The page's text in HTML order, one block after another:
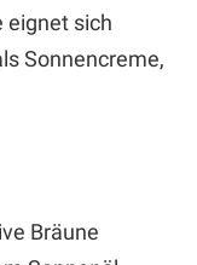
eignet sich
Sonnencreme,
Bräune